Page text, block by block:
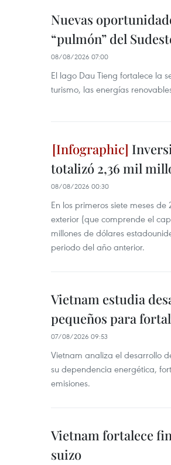
Nuevas
“pulmón” del
08/08/2026 07:00
El lago Dau Tieng fortalece la
turismo, las energías
totalizó 2,36 mil
08/08/2026 00:30
En los primeros siete meses
exterior (que comprende el
millones de dólares
periodo del año anterior.
Vietnam estudia
pequeños para
07/08/2026 09:53
Vietnam analiza el desarrollo
su dependencia energética,
emisiones.
Vietnam fortalece
suizo